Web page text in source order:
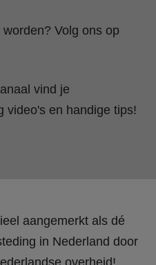
Volg ons op
vind je
video's en handige tips!
aangemerkt als dé
in Nederland door
overheid!